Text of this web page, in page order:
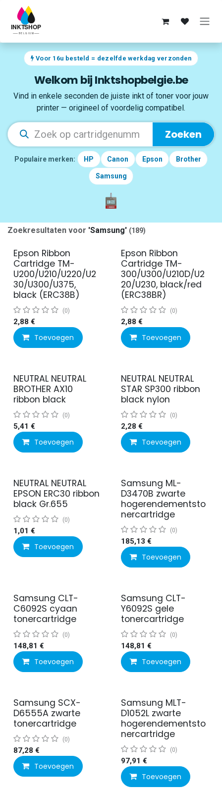
Overslaan naar inhoud
Voor 16u besteld = dezelfde werkdag verzonden
Welkom bij Inktshopbelgie.be
Vind in enkele seconden de juiste inkt of toner voor jouw
printer — origineel of voordelig compatibel.
Zoeken
Populaire merken: HP Canon Epson Brother
Samsung
Zoekresultaten voor 'Samsung' (189)
Epson Ribbon
Cartridge TM-
U200/U210/U220/U2
30/U300/U375,
black (ERC38B)
(0)
2,88 €
Toevoegen
Epson Ribbon
Cartridge TM-
300/U300/U210D/U2
20/U230, black/red
(ERC38BR)
(0)
2,88 €
Toevoegen
NEUTRAL NEUTRAL
BROTHER AX10
ribbon black
(0)
5,41 €
Toevoegen
NEUTRAL NEUTRAL
STAR SP300 ribbon
black nylon
(0)
2,28 €
Toevoegen
NEUTRAL NEUTRAL
EPSON ERC30 ribbon
black Gr.655
(0)
1,01 €
Toevoegen
Samsung ML-
D3470B zwarte
hogerendementsto
nercartridge
(0)
185,13 €
Toevoegen
Samsung CLT-
C6092S cyaan
tonercartridge
(0)
148,81 €
Toevoegen
Samsung CLT-
Y6092S gele
tonercartridge
(0)
148,81 €
Toevoegen
Samsung SCX-
D6555A zwarte
tonercartridge
(0)
87,28 €
Toevoegen
Samsung MLT-
D1052L zwarte
hogerendementsto
nercartridge
(0)
97,91 €
Toevoegen